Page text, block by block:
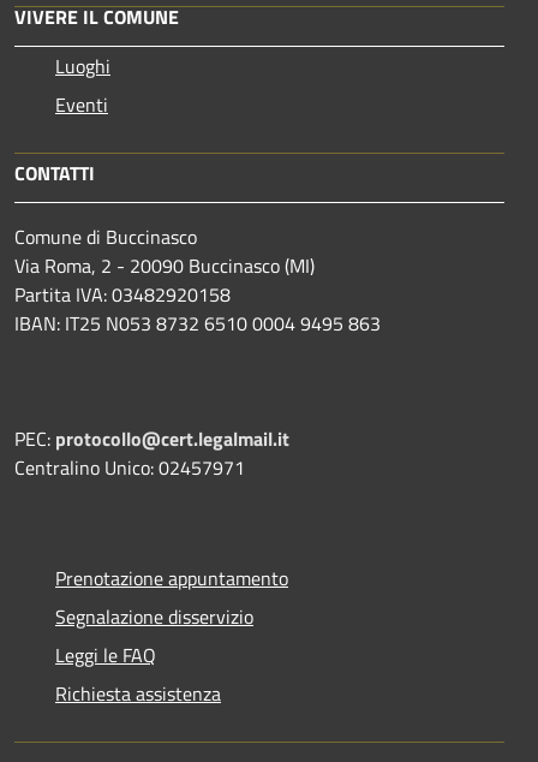
VIVERE IL COMUNE
Luoghi
Eventi
CONTATTI
Comune di Buccinasco
Via Roma, 2 - 20090 Buccinasco (MI)
Partita IVA: 03482920158
IBAN: IT25 N053 8732 6510 0004 9495 863
PEC: protocollo@cert.legalmail.it
Centralino Unico: 02457971
Prenotazione appuntamento
Segnalazione disservizio
Leggi le FAQ
Richiesta assistenza